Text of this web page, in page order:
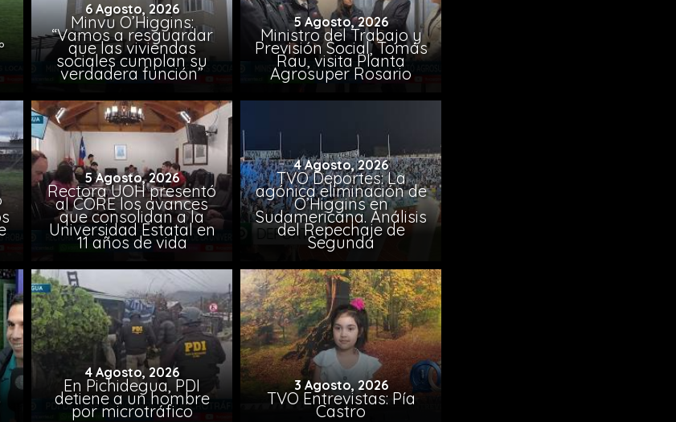
6 Agosto, 2026
Minvu O’Higgins:
“Vamos a resguardar
que las viviendas
sociales cumplan su
verdadera función”
5 Agosto, 2026
Ministro del Trabajo y
Previsión Social, Tomás
Rau, visita Planta
Agrosuper Rosario
5 Agosto, 2026
Rectora UOH presentó
al CORE los avances
que consolidan a la
Universidad Estatal en
11 años de vida
4 Agosto, 2026
TVO Deportes: La
agónica eliminación de
O’Higgins en
Sudamericana. Análisis
del Repechaje de
Segunda
4 Agosto, 2026
En Pichidegua, PDI
detiene a un hombre
por microtráfico
3 Agosto, 2026
TVO Entrevistas: Pía
Castro